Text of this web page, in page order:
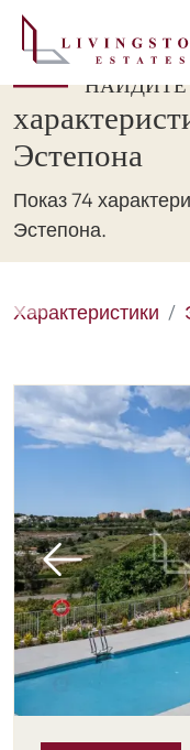
Эстепона
Показ 74
Эстепона.
Характеристики